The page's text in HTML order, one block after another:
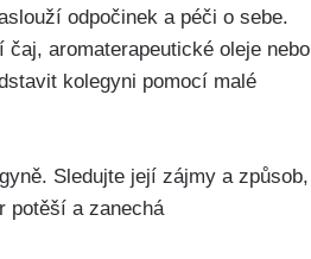
odpočinek a péči o sebe.
aromaterapeutické oleje nebo
kolegyni pomocí malé
Sledujte její zájmy a způsob,
potěší a zanechá